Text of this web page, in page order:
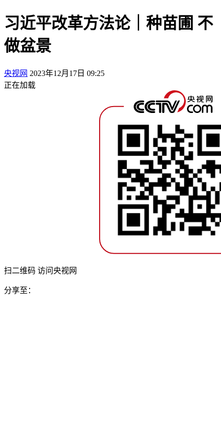
习近平改革方法论｜种苗圃 不
做盆景
央视网 2023年12月17日 09:25
正在加载
扫二维码 访问央视网
分享至：